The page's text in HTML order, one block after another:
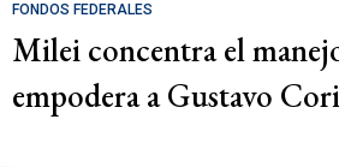
FONDOS FEDERALES
Milei concentra el
empodera a Gustavo